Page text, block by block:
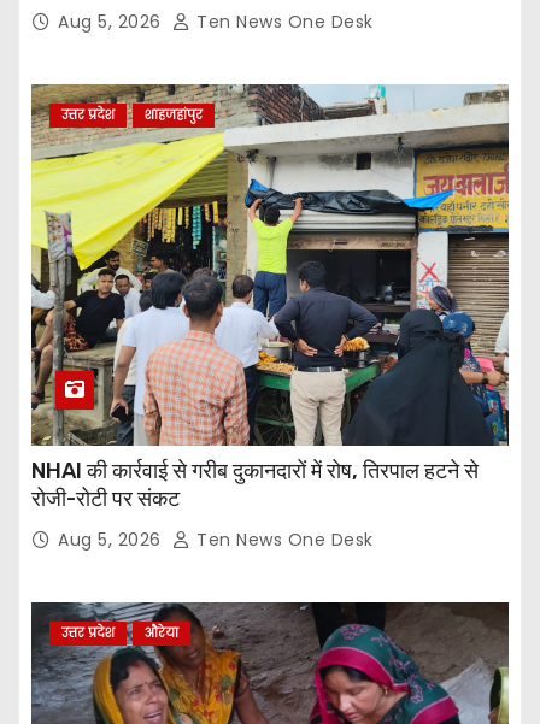
Aug 5, 2026 Ten News One Desk
उत्तर प्रदेश शाहजहांपुर
NHAI की कार्रवाई से गरीब दुकानदारों में रोष, तिरपाल हटने से
रोजी-रोटी पर संकट
Aug 5, 2026 Ten News One Desk
उत्तर प्रदेश औरेया